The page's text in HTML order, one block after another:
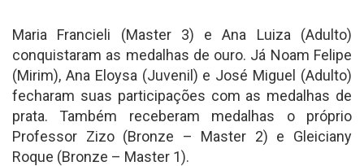
Maria Francieli (Master 3) e Ana Luiza (Adulto)
conquistaram as medalhas de ouro. Já Noam Felipe
(Mirim), Ana Eloysa (Juvenil) e José Miguel (Adulto)
fecharam suas participações com as medalhas de
prata. Também receberam medalhas o próprio
Professor Zizo (Bronze – Master 2) e Gleiciany
Roque (Bronze – Master 1).